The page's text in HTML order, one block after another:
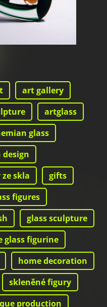
art gallery
artglass
glass
design
skla
gifts
figures
glass sculpture
glass figurine
home decoration
skleněné figury
production